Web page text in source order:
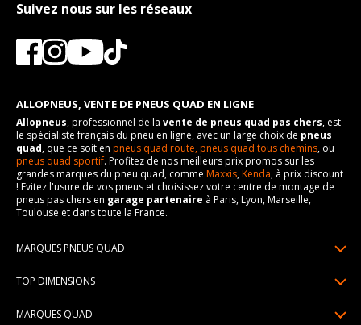
Suivez nous sur les réseaux
ALLOPNEUS, VENTE DE PNEUS QUAD EN LIGNE
Allopneus, professionnel de la vente de pneus quad pas chers, est
le spécialiste français du pneu en ligne, avec un large choix de pneus
quad, que ce soit en pneus quad route,pneus quad tous chemins, ou
pneus quad sportif. Profitez de nos meilleurs prix promos sur les
grandes marques du pneu quad, comme Maxxis,Kenda, à prix discount
! Evitez l'usure de vos pneus et choisissez votre centre de montage de
pneus pas chers en garage partenaire à Paris, Lyon, Marseille,
Toulouse et dans toute la France.
MARQUES PNEUS QUAD
Pneus BKT
TOP DIMENSIONS
MARQUES QUAD